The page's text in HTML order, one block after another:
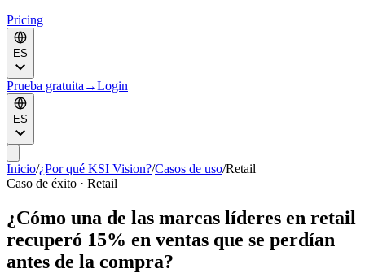
Pricing
ES
Prueba gratuita →Login
ES
Inicio/¿Por qué KSI Vision?/Casos de uso/Retail
Caso de éxito · Retail
¿Cómo una de las marcas líderes en retail
recuperó 15% en ventas que se perdían
antes de la compra?